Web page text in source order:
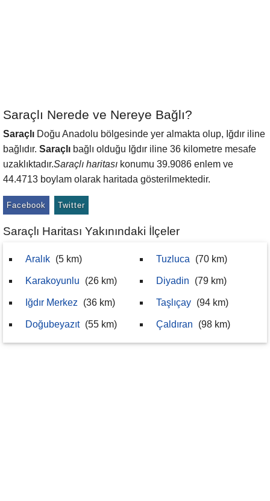
Saraçlı Nerede ve Nereye Bağlı?
Saraçlı Doğu Anadolu bölgesinde yer almakta olup, Iğdır iline
bağlıdır. Saraçlı bağlı olduğu Iğdır iline 36 kilometre mesafe
uzaklıktadır.Saraçlı haritası konumu 39.9086 enlem ve
44.4713 boylam olarak haritada gösterilmektedir.
Facebook Twitter
Saraçlı Haritası Yakınındaki İlçeler
Aralık (5 km)
Karakoyunlu (26 km)
Iğdır Merkez (36 km)
Doğubeyazıt (55 km)
Tuzluca (70 km)
Diyadin (79 km)
Taşlıçay (94 km)
Çaldıran (98 km)